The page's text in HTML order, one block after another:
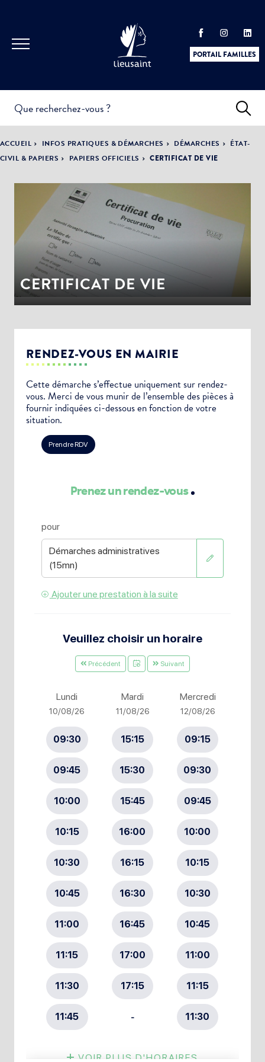
PORTAIL FAMILLES
PRATIQUES &
DÉMARCHES
ACTUALITÉS &
ÉVÈNEMENTS
DÉMOCRATIE
PARTICIPATIVE
ACCUEIL INFOS PRATIQUES & DÉMARCHES DÉMARCHES
ÉTAT-
CIVIL & PAPIERS
PAPIERS OFFICIELS CERTIFICAT DE VIE
CERTIFICAT DE VIE
RENDEZ-VOUS EN MAIRIE
Cette démarche s’effectue uniquement sur rendez-
vous. Merci de vous munir de l’ensemble des pièces à
fournir indiquées ci-dessous en fonction de votre
situation.